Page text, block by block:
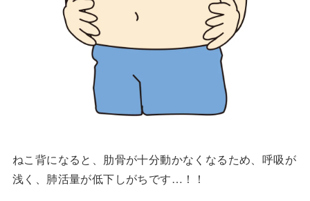
ねこ背になると、肋骨が十分動かなくなるため、呼吸が
浅く、肺活量が低下しがちです…！！